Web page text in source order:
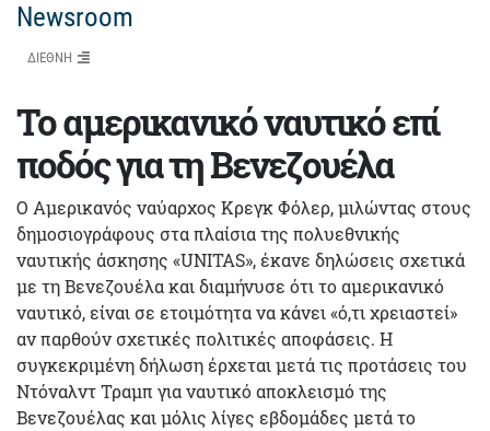
Newsroom
ΔΙΕΘΝΗ
Το αμερικανικό ναυτικό επί
ποδός για τη Βενεζουέλα
Ο Αμερικανός ναύαρχος Κρεγκ Φόλερ, μιλώντας στους
δημοσιογράφους στα πλαίσια της πολυεθνικής
ναυτικής άσκησης «UNITAS», έκανε δηλώσεις σχετικά
με τη Βενεζουέλα και διαμήνυσε ότι το αμερικανικό
ναυτικό, είναι σε ετοιμότητα να κάνει «ό,τι χρειαστεί»
αν παρθούν σχετικές πολιτικές αποφάσεις. Η
συγκεκριμένη δήλωση έρχεται μετά τις προτάσεις του
Ντόναλντ Τραμπ για ναυτικό αποκλεισμό της
Βενεζουέλας και μόλις λίγες εβδομάδες μετά το